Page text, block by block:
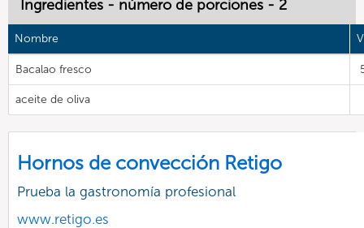
Ingredientes - número de porciones - 2
Nombre
Bacalao fresco
aceite de oliva
Hornos de convección Retigo
Prueba la gastronomía profesional
www.retigo.es